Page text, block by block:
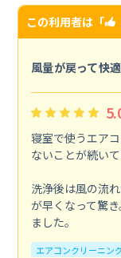
この利用者は「
風量が戻って快適
寝室で使うエア
ないことが続いて
洗浄後は風の流
が早くなって驚
ました。
エアコンクリーニン